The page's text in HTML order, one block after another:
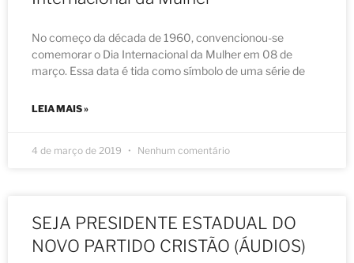
No começo da década de 1960, convencionou-se
comemorar o Dia Internacional da Mulher em 08 de
março. Essa data é tida como símbolo de uma série de
LEIA MAIS »
4 de março de 2019 Nenhum comentário
SEJA PRESIDENTE ESTADUAL DO
NOVO PARTIDO CRISTÃO (ÁUDIOS)